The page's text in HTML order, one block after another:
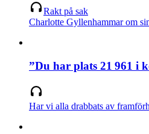
Rakt på sak
Charlotte Gyllenhammar om
”Du har plats 21 961 i
Har vi alla drabbats av